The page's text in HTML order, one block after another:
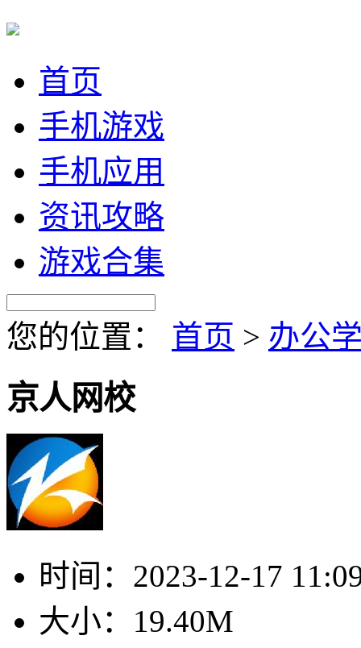
首页
手机游戏
手机应用
资讯攻略
游戏合集
您的位置： 首页 > 办公
京人网校
时间： 2023-12-17
大小： 19.40M